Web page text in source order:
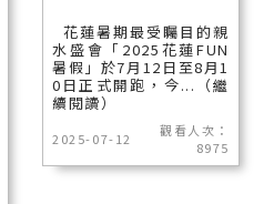
花蓮暑期最受矚目的親
水盛會「2025花蓮FUN
暑假」於7月12日至8月1
0日正式開跑，今...（繼
續閱讀）
2025-07-12
觀看人次：
8975